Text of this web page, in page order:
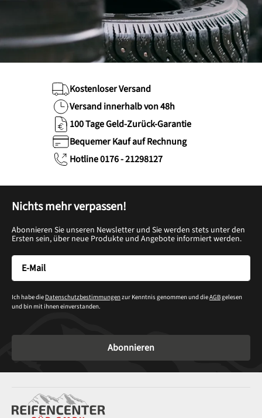
Kostenloser Versand
Versand innerhalb von 48h
100 Tage Geld-Zurück-Garantie
Bequemer Kauf auf Rechnung
Hotline 0176 - 21298127
Nichts mehr verpassen!
Abonnieren Sie unseren Newsletter und Sie werden stets unter den
Ersten sein, über neue Produkte und Angebote informiert werden.
Ich habe die Datenschutzbestimmungenzur Kenntnis genommen und dieAGBgelesen
und bin mit ihnen einverstanden.
Abonnieren